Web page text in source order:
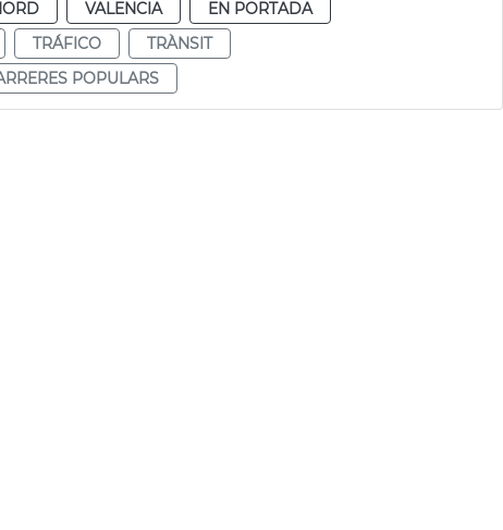
VALENCIA
EN PORTADA
TRÁFICO
TRÀNSIT
POPULARS